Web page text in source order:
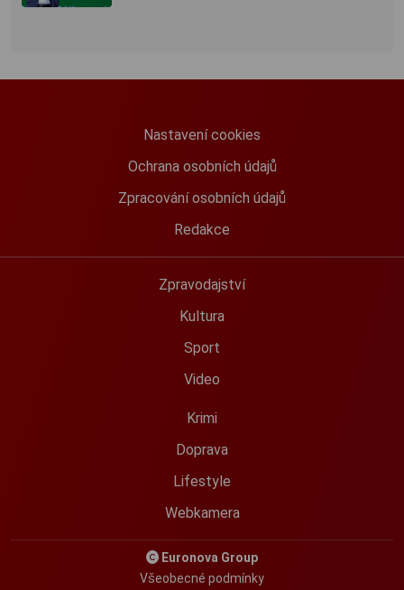
Nastavení cookies
Ochrana osobních údajů
Zpracování osobních údajů
Redakce
Zpravodajství
Kultura
Sport
Video
Krimi
Doprava
Lifestyle
Webkamera
Euronova Group
Všeobecné podmínky